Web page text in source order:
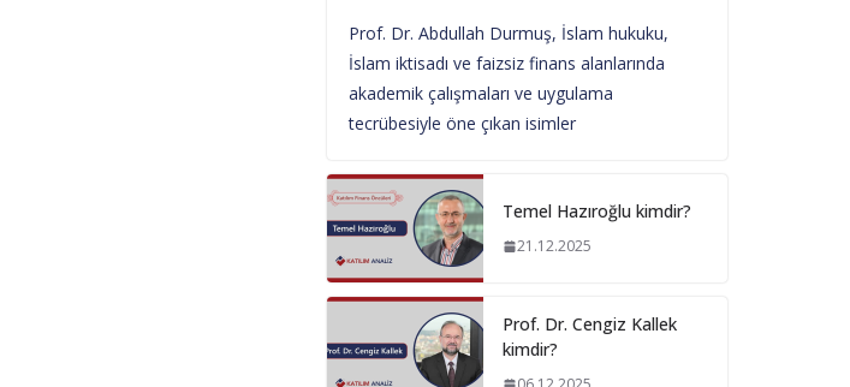
Prof. Dr. Abdullah Durmuş, İslam hukuku,
İslam iktisadı ve faizsiz finans alanlarında
akademik çalışmaları ve uygulama
tecrübesiyle öne çıkan isimler
Temel Hazıroğlu kimdir?
21.12.2025
Prof. Dr. Cengiz Kallek
kimdir?